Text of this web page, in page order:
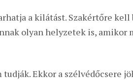
a kilátást. Szakértőre kell
olyan helyzetek is, amikor
Ekkor a szélvédőcsere